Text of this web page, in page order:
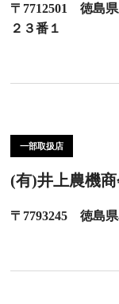
〒7712501 徳島
２３番１
一部取扱店
(有)井上農機
〒7793245 徳島